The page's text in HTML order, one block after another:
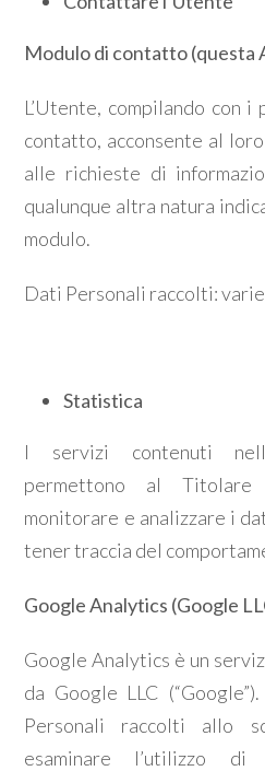
Modulo di contatto (questa
L’Utente, compilando con
contatto, acconsente al
alle richieste di
qualunque altra natura
modulo.
Dati Personali raccolti:
Statistica
I servizi contenuti
permettono al
monitorare e analizzare i
tener traccia del
Google Analytics (Google
Google Analytics è un
da Google LLC
Personali raccolti allo
esaminare l’utilizzo di